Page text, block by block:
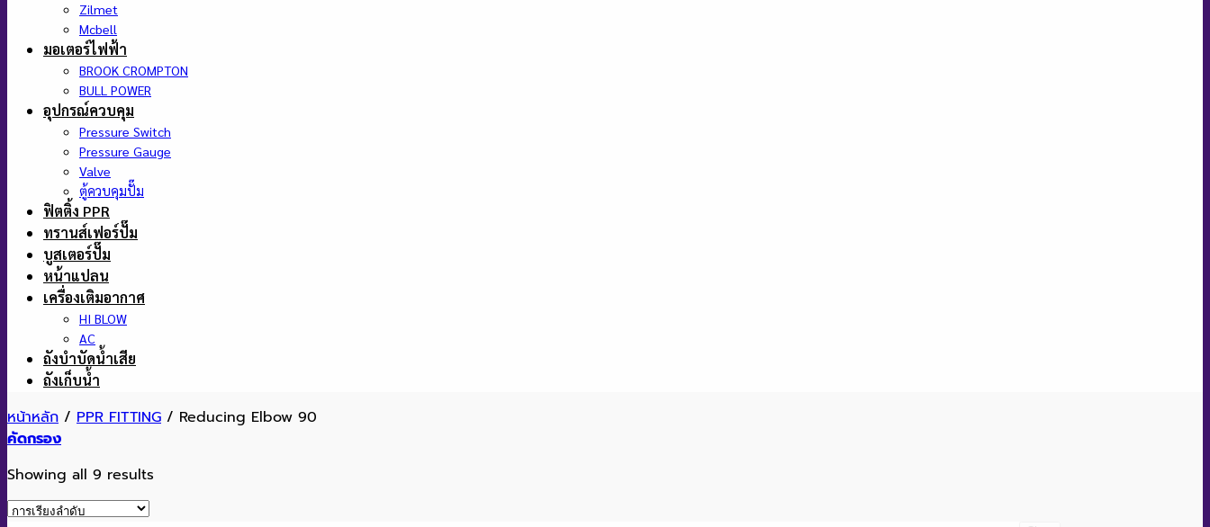
Zilmet
Mcbell
มอเตอร์ไฟฟ้า
BROOK CROMPTON
BULL POWER
อุปกรณ์ควบคุม
Pressure Switch
Pressure Gauge
Valve
ตู้ควบคุมปั๊ม
ฟิตติ้ง PPR
ทรานส์เฟอร์ปั๊ม
บูสเตอร์ปั๊ม
หน้าแปลน
เครื่องเติมอากาศ
HI BLOW
AC
ถังบำบัดน้ำเสีย
ถังเก็บน้ำ
หน้าหลัก / PPR FITTING / Reducing Elbow 90
คัดกรอง
Showing all 9 results